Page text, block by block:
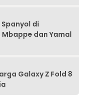
Spanyol di
dan Yamal
Galaxy Z Fold 8